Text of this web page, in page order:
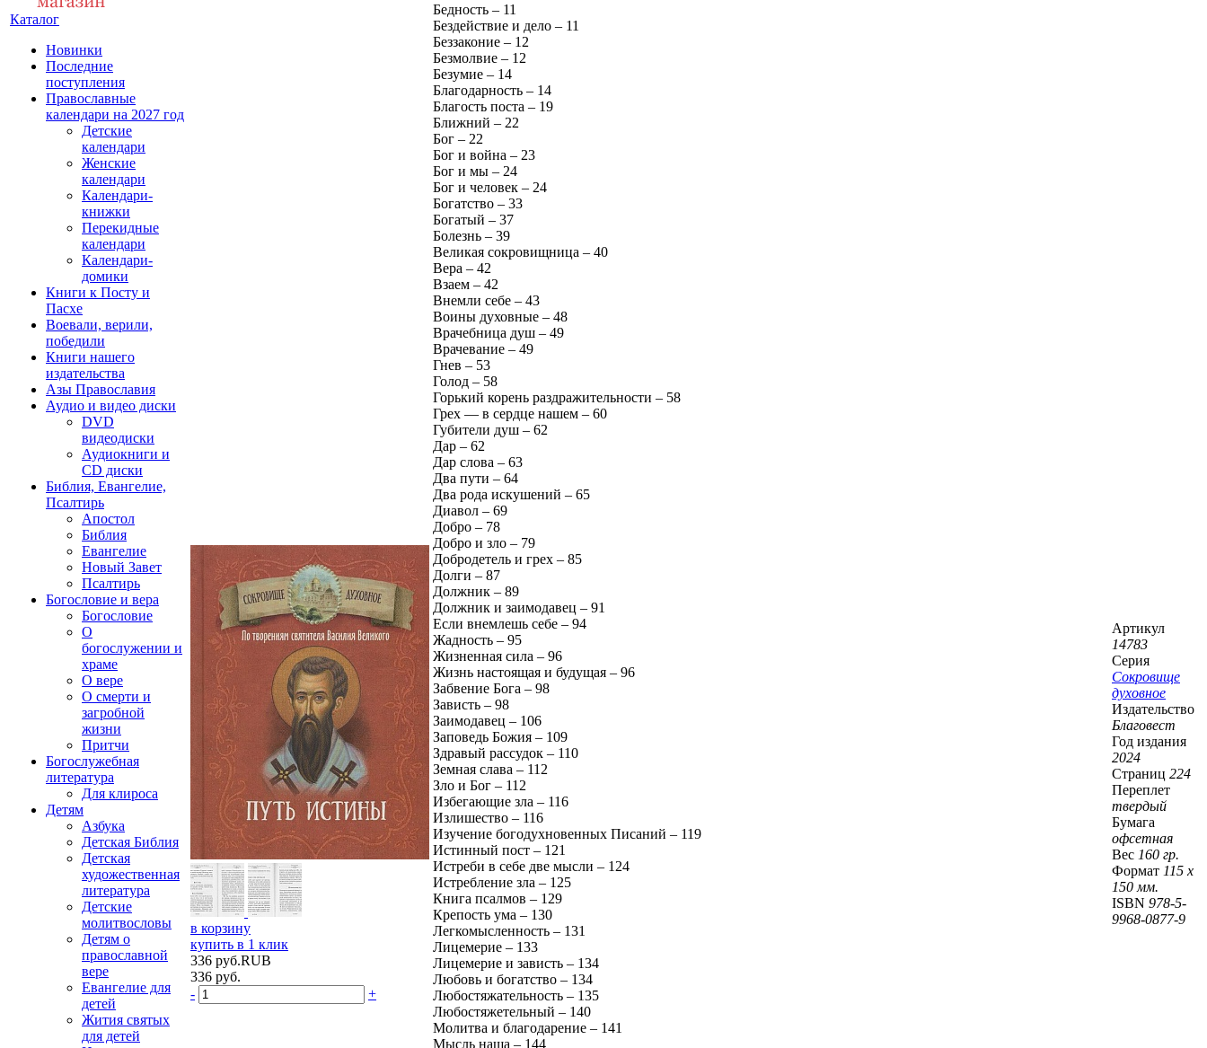
Каталог
Новинки
Последние
поступления
Православные
календари на 2027 год
Детские
календари
Женские
календари
Календари-
книжки
Перекидные
календари
Календари-
домики
Книги к Посту и
Пасхе
Воевали, верили,
победили
Книги нашего
издательства
Азы Православия
Аудио и видео диски
DVD
видеодиски
Аудиокниги и
CD диски
Библия, Евангелие,
Псалтирь
Апостол
Библия
Евангелие
Новый Завет
Псалтирь
Богословие и вера
Богословие
О
богослужении и
храме
О вере
О смерти и
загробной
жизни
Притчи
Богослужебная
литература
Для клироса
Детям
Азбука
Детская Библия
Детская
художественная
литература
Детские
молитвословы
Детям о
православной
вере
Евангелие для
детей
Жития святых
для детей
в корзину
купить в 1 клик
336 руб.RUB
336 руб.
-
+
Бедность – 11
Бездействие и дело – 11
Беззаконие – 12
Безмолвие – 12
Безумие – 14
Благодарность – 14
Благость поста – 19
Ближний – 22
Бог – 22
Бог и война – 23
Бог и мы – 24
Бог и человек – 24
Богатство – 33
Богатый – 37
Болезнь – 39
Великая сокровищница – 40
Вера – 42
Взаем – 42
Внемли себе – 43
Воины духовные – 48
Врачебница душ – 49
Врачевание – 49
Гнев – 53
Голод – 58
Горький корень раздражительности – 58
Грех — в сердце нашем – 60
Губители душ – 62
Дар – 62
Дар слова – 63
Два пути – 64
Два рода искушений – 65
Диавол – 69
Добро – 78
Добро и зло – 79
Добродетель и грех – 85
Долги – 87
Должник – 89
Должник и заимодавец – 91
Если внемлешь себе – 94
Жадность – 95
Жизненная сила – 96
Жизнь настоящая и будущая – 96
Забвение Бога – 98
Зависть – 98
Заимодавец – 106
Заповедь Божия – 109
Здравый рассудок – 110
Земная слава – 112
Зло и Бог – 112
Избегающие зла – 116
Излишество – 116
Изучение богодухновенных Писаний – 119
Истинный пост – 121
Истреби в себе две мысли – 124
Истребление зла – 125
Книга псалмов – 129
Крепость ума – 130
Легкомысленность – 131
Лицемерие – 133
Лицемерие и зависть – 134
Любовь и богатство – 134
Любостяжательность – 135
Любостяжетельный – 140
Молитва и благодарение – 141
Мысль наша – 144
Артикул
14783
Серия
Сокровище
духовное
Издательство
Благовест
Год издания
2024
Страниц 224
Переплет
твердый
Бумага
офсетная
Вес 160 гр.
Формат 115 х
150 мм.
ISBN 978-5-
9968-0877-9